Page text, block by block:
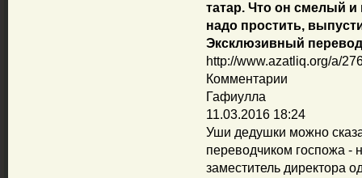
татар. Что он смелый и
надо простить,
Эксклюзивный перевод
http://www.azatliq.org/a/
Комментарии
Гафиулла
11.03.2016 18:24
Уши дедушки можно
переводчиком госпожа -
заместитель директора